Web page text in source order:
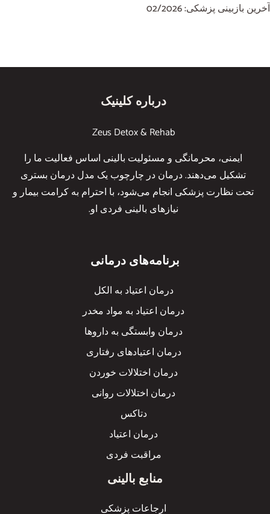
آخرین بازبینی پزشکی: 02/2026
درباره کلینیک
Zeus Detox & Rehab
ایمنی، محرمانگی و مسئولیت بالینی اساس فعالیت ما را
تشکیل می‌دهند. درمان در چارچوب یک مدل درمان بستری
تحت نظارت پزشکی انجام می‌شود، با احترام به کرامت بیمار و
نیازهای بالینی فردی او.
برنامه‌های درمانی
درمان اعتیاد به الکل
درمان اعتیاد به مواد مخدر
درمان وابستگی به داروها
درمان اعتیادهای رفتاری
درمان اختلالات خوردن
درمان اختلالات روانی
دتاکس
درمان اعتیاد
مراقبت فردی
منابع بالینی
ارجاعات پزشکی